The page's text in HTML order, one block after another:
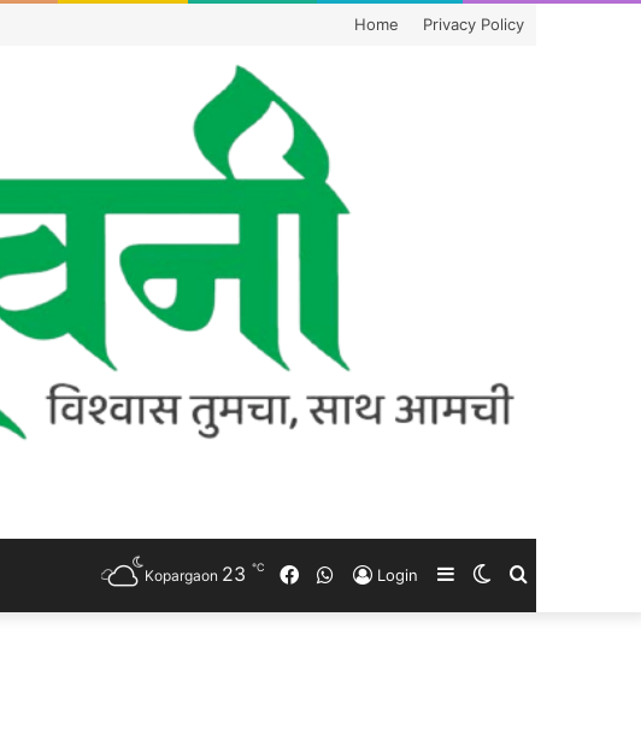
Home Privacy Policy
Search
Switch
Sidebar
Login
WhatsApp
Facebook
Kopargaon 23 ℃